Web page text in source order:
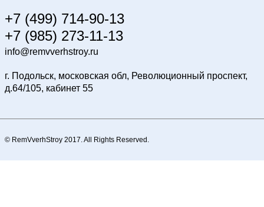
+7 (499) 714-90-13
+7 (985) 273-11-13
info@remvverhstroy.ru
г. Подольск, московская обл, Революционный проспект,
д.64/105, кабинет 55
© RemVverhStroy 2017. All Rights Reserved.